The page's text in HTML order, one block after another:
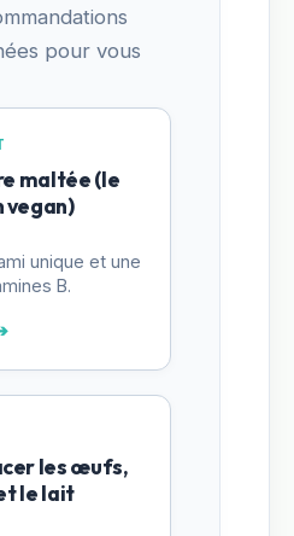
pour vous
maltée (le
vegan)
unique et une
B.
les œufs,
le lait